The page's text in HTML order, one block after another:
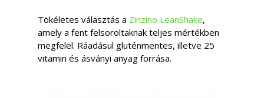
Tökéletes választás a Zinzino LeanShake,
amely a fent felsoroltaknak teljes mértékben
megfelel. Ráadásul gluténmentes, illetve 25
vitamin és ásványi anyag forrása.